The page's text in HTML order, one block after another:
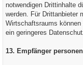
notwendigen Drittinhalte
werden. Für Drittanbieter
Wirtschaftsraums
ein geringeres
13. Empfänger